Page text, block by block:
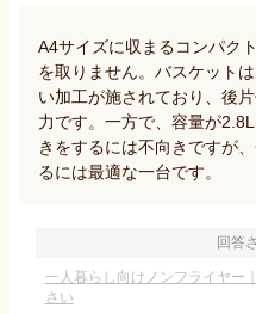
A4サイズに収まるコンパク
を取りません。バスケット
い加工が施されており、後
力です。一方で、容量が
きをするには不向きですが
るには最適な一台です。
回答
一人暮らし向けノンフライヤー
さい